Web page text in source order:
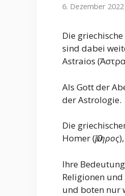
6. Dezember 2022
Die
sind dabei
Astraios
Als Gott der
der Astrologie.
Die
Homer (Ὅμηρος
Ihre
Religionen
und boten nur